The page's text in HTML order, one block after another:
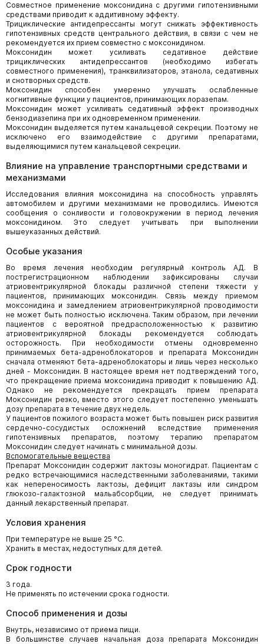
Совместное применение моксонидина с другими гипотензивными
средствами приводит к аддитивному эффекту.
Трициклические антидепрессанты могут снижать эффективность
гипотензивных средств центрального действия, в связи с чем не
рекомендуется их прием совместно с моксонидином.
Моксонидин может усиливать седативное действие
трициклических антидепрессантов (необходимо избегать
совместного применения), транквилизаторов, этанола, седативных
и снотворных средств.
Моксонидин способен умеренно улучшать ослабленные
когнитивные функции у пациентов, принимающих лоразепам.
Моксонидин может усиливать седативный эффект производных
бензодиазепина при их одновременном применении.
Моксонидин выделяется путем канальцевой секреции. Поэтому не
исключено его взаимодействие с другими препаратами,
выделяющимися путем канальцевой секреции.
Влияние на управление транспортными средствами и
механизмами
Исследования влияния моксонидина на способность управлять
автомобилем и другими механизмами не проводились. Имеются
сообщения о сонливости и головокружении в период лечения
моксонидином. Это следует учитывать при выполнении
вышеуказанных действий.
Особые указания
Во время лечения необходим регулярный контроль АД. В
пострегистрационном наблюдении зафиксированы случаи
атриовентрикулярной блокады различной степени тяжести у
пациентов, принимающих моксонидин. Связь между приемом
моксонидина и замедлением атриовентрикулярной проводимости
не может быть полностью исключена. Таким образом, при лечении
пациентов с вероятной предрасположенностью к развитию
атриовентрикулярной блокады рекомендуется соблюдать
осторожность. При необходимости отмены одновременно
принимаемых бета-адреноблокаторов и препарата Моксонидин
сначала отменяют бета-адреноблокаторы и лишь через несколько
дней - Моксонидин. В настоящее время нет подтверждений того,
что прекращение приема моксонидина приводит к повышению АД.
Однако не рекомендуется прекращать прием препарата
Моксонидин резко, вместо этого следует постепенно уменьшать
дозу препарата в течение двух недель.
У пациентов пожилого возраста может быть повышен риск развития
сердечно-сосудистых осложнений вследствие применения
гипотензивных препаратов, поэтому терапию препаратом
Моксонидин следует начинать с минимальной дозы.
Вспомогательные вещества
Препарат Моксонидин содержит лактозы моногидрат. Пациентам с
редко встречающимися наследственными заболеваниями, такими
как непереносимость лактозы, дефицит лактазы или синдром
глюкозо-галактозной мальабсорбции, не следует принимать
данный лекарственный препарат.
Условия хранения
При температуре не выше 25 °С.
Хранить в местах, недоступных для детей.
Срок годности
3 года.
Не применять по истечении срока годности.
Способ применения и дозы
Внутрь, независимо от приема пищи.
В большинстве случаев начальная доза препарата Моксонидин